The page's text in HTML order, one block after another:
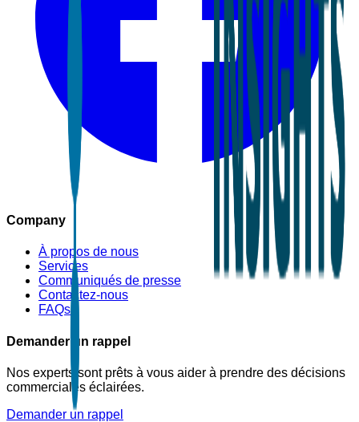
Company
À propos de nous
Services
Communiqués de presse
Contactez-nous
FAQs
Demander un rappel
Nos experts sont prêts à vous aider à prendre des décisions
commerciales éclairées.
Demander un rappel